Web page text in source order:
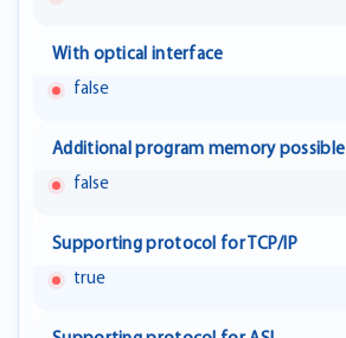
With optical interface
false
Additional program memory possible
false
Supporting protocol for TCP/IP
true